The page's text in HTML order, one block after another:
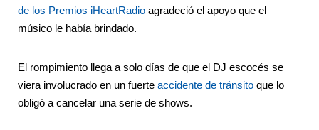
de los Premios iHeartRadio agradeció el apoyo que el
músico le había brindado.
El rompimiento llega a solo días de que el DJ escocés se
viera involucrado en un fuerte accidente de tránsito que lo
obligó a cancelar una serie de shows.